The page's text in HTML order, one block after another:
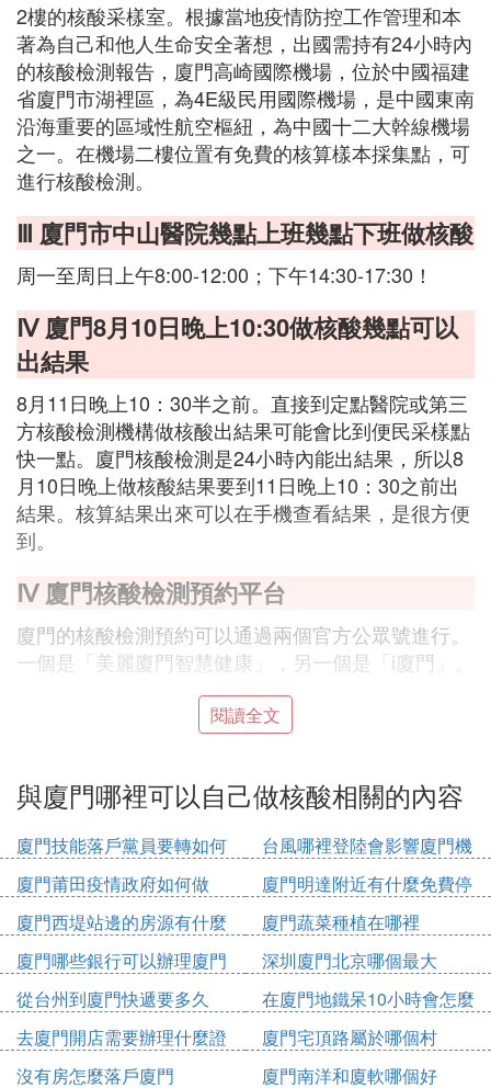
2樓的核酸采樣室。根據當地疫情防控工作管理和本
著為自己和他人生命安全著想，出國需持有24小時內
的核酸檢測報告，廈門高崎國際機場，位於中國福建
省廈門市湖裡區，為4E級民用國際機場，是中國東南
沿海重要的區域性航空樞紐，為中國十二大幹線機場
之一。在機場二樓位置有免費的核算樣本採集點，可
進行核酸檢測。
Ⅲ 廈門市中山醫院幾點上班幾點下班做核酸
周一至周日上午8:00-12:00；下午14:30-17:30！
Ⅳ 廈門8月10日晚上10:30做核酸幾點可以
出結果
8月11日晚上10：30半之前。直接到定點醫院或第三
方核酸檢測機構做核酸出結果可能會比到便民采樣點
快一點。廈門核酸檢測是24小時內能出結果，所以8
月10日晚上做核酸結果要到11日晚上10：30之前出
結果。核算結果出來可以在手機查看結果，是很方便
到。
Ⅳ 廈門核酸檢測預約平台
廈門的核酸檢測預約可以通過兩個官方公眾號進行。
一個是「美麗廈門智慧健康」，另一個是「i廈門」。
對於「美麗廈門智慧健康」公眾號，用戶首先需要在
微信中搜索並關注該公眾號。之後，在公眾號下方菜
的頁面中選擇「核酸檢測預約」，之後就可以根據自
的步驟可以點擊鏈接查看。
而「i廈門」公眾號的操作流程也相對簡單。用戶可以
在微信中搜索並關注「i廈門」公眾號，隨後在公眾號
下方菜單欄中找到並點擊「i服務」下的「疫情防控」
選項。點擊進入後，選擇「廈門市核酸檢測預約」，
即可選擇醫療機構或第三方機構進行預約。
這兩個平台都提供了便捷的預約方式，幫助市民快速
閱讀全文
與廈門哪裡可以自己做核酸相關的內容
廈門技能落戶黨員要轉如何
辦理
台風哪裡登陸會影響廈門機
場
廈門莆田疫情政府如何做
廈門明達附近有什麼免費停
車位
廈門西堤站邊的房源有什麼
廈門蔬菜種植在哪裡
廈門哪些銀行可以辦理廈門
市民卡
深圳廈門北京哪個最大
從台州到廈門快遞要多久
在廈門地鐵呆10小時會怎麼
收費
去廈門開店需要辦理什麼證
件
廈門宅頂路屬於哪個村
沒有房怎麼落戶廈門
廈門南洋和廈軟哪個好